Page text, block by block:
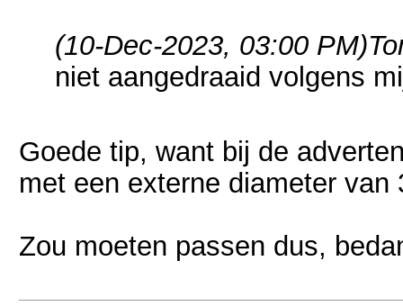
(10-Dec-2023, 03:00 PM)
niet aangedraaid volgens
Goede tip, want bij de
met een externe diameter van
Zou moeten passen dus,